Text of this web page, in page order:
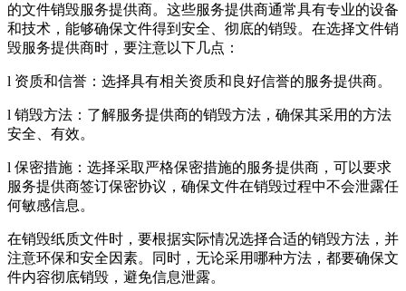
的文件销毁服务提供商。这些服务提供商通常具有专业的设备
和技术，能够确保文件得到安全、彻底的销毁。在选择文件销
毁服务提供商时，要注意以下几点：
l 资质和信誉：选择具有相关资质和良好信誉的服务提供商。
l 销毁方法：了解服务提供商的销毁方法，确保其采用的方法
安全、有效。
l 保密措施：选择采取严格保密措施的服务提供商，可以要求
服务提供商签订保密协议，确保文件在销毁过程中不会泄露任
何敏感信息。
在销毁纸质文件时，要根据实际情况选择合适的销毁方法，并
注意环保和安全因素。同时，无论采用哪种方法，都要确保文
件内容彻底销毁，避免信息泄露。